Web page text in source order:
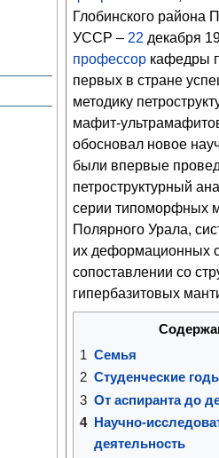
Глобинского района
УССР – 22 декабря
профессоркафедры
первых в стране
методику
мафит-
обосновал новое
были впервые
петроструктурный
серии типоморфных
Полярного Урала,
их деформационных
сопоставлении со
гипербазитовых
1 Семья
2 Студенческие
3 От аспиранта до
4
Научно-
деятельность